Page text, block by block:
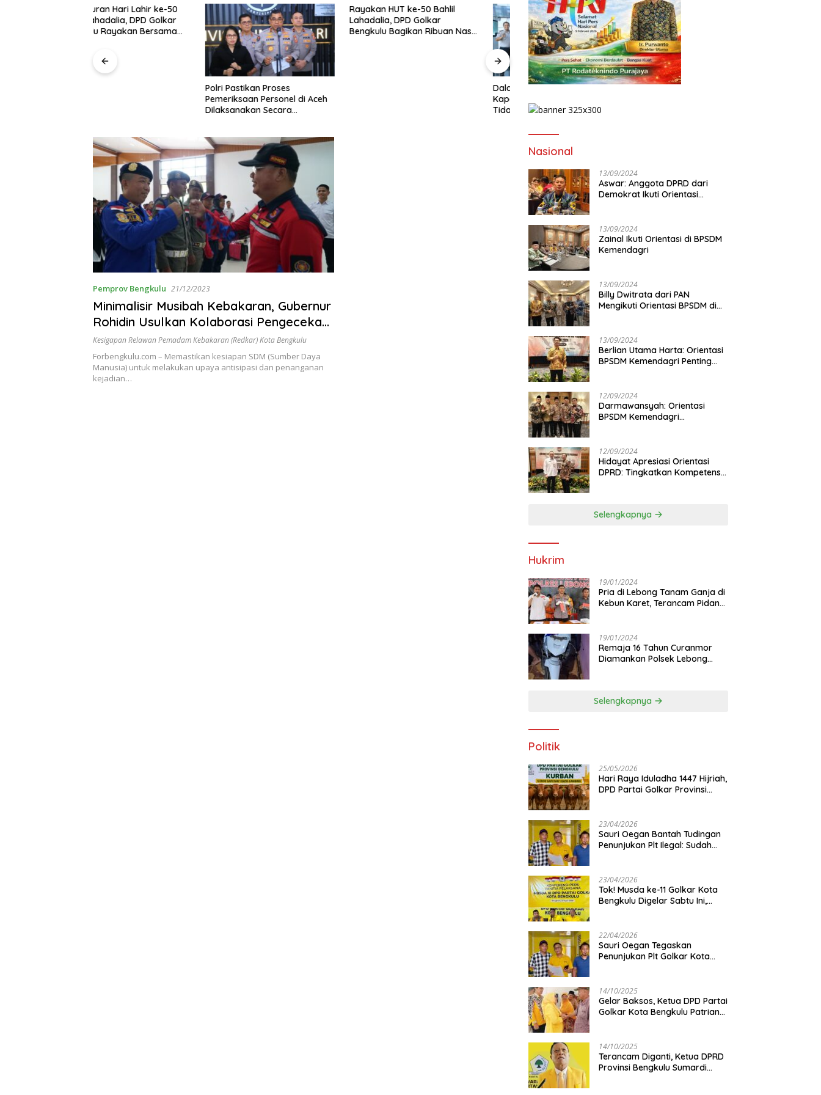
Pemeriksaan Personel di Aceh
Rayakan HUT ke-50 Bahlil
Lahadalia, DPD Golkar
Bengkulu Bagikan Ribuan Nasi
Kotak dan Bantuan ke Puluhan
Panti Asuhan
Kapolda Bengkulu Tegaskan :
Lewat Podcast Tribun
Paparkan Komitmen
Profesional dan Humanis
Publik Desak Komisi IV DPRD
Provinsi Bengkulu Tinjau
Polemik Bika Coffee, Soroti
Dugaan Pergeseran Konsep
Family Cafe
Pemprov Bengkulu 21/12/2023
Minimalisir Musibah Kebakaran, Gubernur
Rohidin Usulkan Kolaborasi Pengecekan
Jaringan Listrik Massal
Kesigapan Relawan Pemadam Kebakaran (Redkar) Kota Bengkulu
Forbengkulu.com – Memastikan kesiapan SDM (Sumber Daya
Manusia) untuk melakukan upaya antisipasi dan penanganan
kejadian…
Nasional
13/09/2024
Aswar: Anggota DPRD dari
Demokrat Ikuti Orientasi
13/09/2024
Zainal Ikuti Orientasi di BPSDM
Kemendagri
13/09/2024
Billy Dwitrata dari PAN
Mengikuti Orientasi BPSDM di
13/09/2024
Berlian Utama Harta: Orientasi
BPSDM Kemendagri Penting
12/09/2024
Darmawansyah: Orientasi
BPSDM Kemendagri
12/09/2024
Hidayat Apresiasi Orientasi
DPRD: Tingkatkan Kompetensi
Selengkapnya
Hukrim
19/01/2024
Pria di Lebong Tanam Ganja di
Kebun Karet, Terancam Pidana
19/01/2024
Remaja 16 Tahun Curanmor
Diamankan Polsek Lebong
Selengkapnya
Politik
25/05/2026
Hari Raya Iduladha 1447 Hijriah,
DPD Partai Golkar Provinsi
23/04/2026
Sauri Oegan Bantah Tudingan
Penunjukan Plt Ilegal: Sudah
23/04/2026
‎Tok! Musda ke-11 Golkar Kota
Bengkulu Digelar Sabtu Ini,
22/04/2026
Sauri Oegan Tegaskan
Penunjukan Plt Golkar Kota
14/10/2025
‎Gelar Baksos, Ketua DPD Partai
Golkar Kota Bengkulu Patriana
14/10/2025
Terancam Diganti, Ketua DPRD
Provinsi Bengkulu Sumardi